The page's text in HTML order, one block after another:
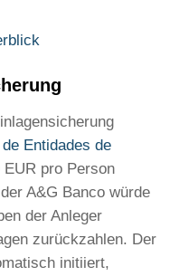
Entidades de
pro Person
A&G Banco würde
der Anleger
zurückzahlen. Der
initiiert,